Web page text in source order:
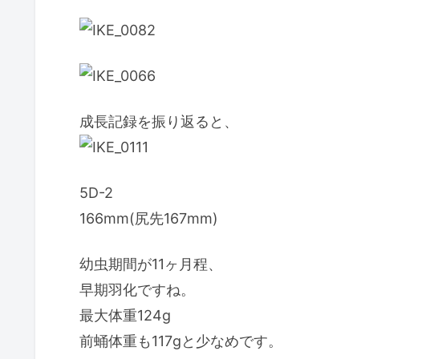
成長記録を振り返ると、
5D-2
166mm(尻先167mm)
幼虫期間が11ヶ月程、
早期羽化ですね。
最大体重124g
前蛹体重も117gと少なめです。